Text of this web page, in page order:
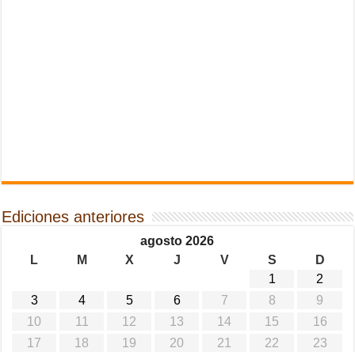
Ediciones anteriores
agosto 2026
L
M X J V S
D
1
2
3
4 5 6 7 8
9
10
11 12 13 14 15
16
17
18 19 20 21 22
23